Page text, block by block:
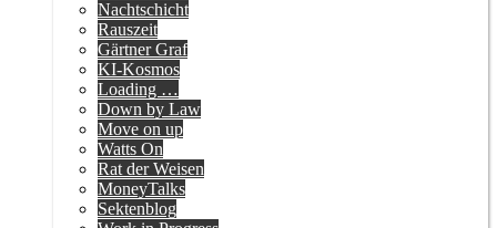
Nachtschicht
Rauszeit
Gärtner Graf
KI-Kosmos
Loading …
Down by Law
Move on up
Watts On
Rat der Weisen
MoneyTalks
Sektenblog